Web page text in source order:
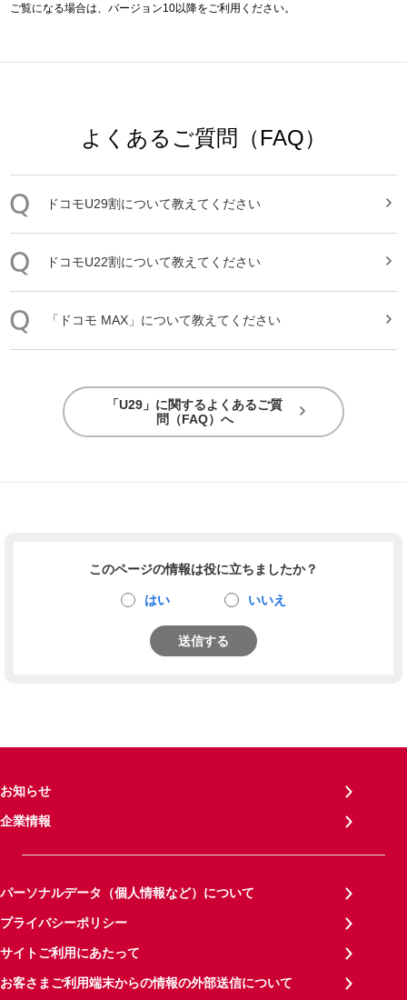
ご覧になる場合は、バージョン10以降をご利用ください。
よくあるご質問（FAQ）
ドコモU29割について教えてください
ドコモU22割について教えてください
「ドコモ MAX」について教えてください
「U29」に関するよくあるご質
問（FAQ）へ
このページの情報は役に立ちましたか？
はい いいえ
送信する
お知らせ
企業情報
パーソナルデータ（個人情報など）について
プライバシーポリシー
サイトご利用にあたって
お客さまご利用端末からの情報の外部送信について